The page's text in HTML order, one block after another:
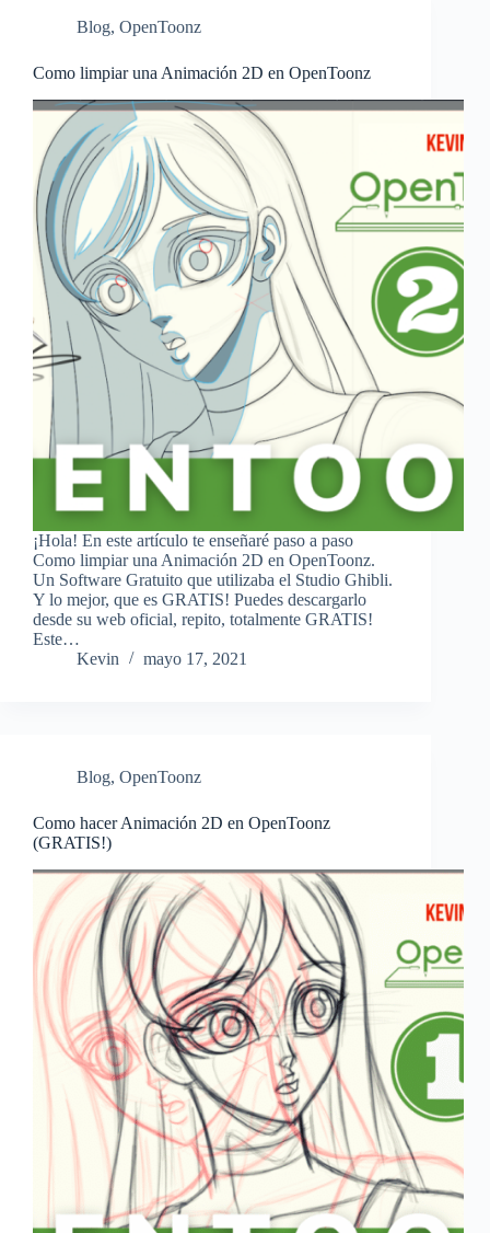
Blog, OpenToonz
Como limpiar una Animación 2D en OpenToonz
¡Hola! En este artículo te enseñaré paso a paso
Como limpiar una Animación 2D en OpenToonz.
Un Software Gratuito que utilizaba el Studio Ghibli.
Y lo mejor, que es GRATIS! Puedes descargarlo
desde su web oficial, repito, totalmente GRATIS!
Este…
Kevin
mayo 17, 2021
Blog, OpenToonz
Como hacer Animación 2D en OpenToonz
(GRATIS!)